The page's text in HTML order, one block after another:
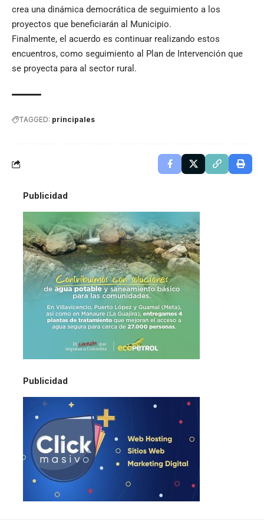
crea una dinámica democrática de seguimiento a los
proyectos que beneficiarán al Municipio.
Finalmente, el acuerdo es continuar realizando estos
encuentros, como seguimiento al Plan de Intervención que
se proyecta para al sector rural.
TAGGED: principales
Publicidad
Publicidad